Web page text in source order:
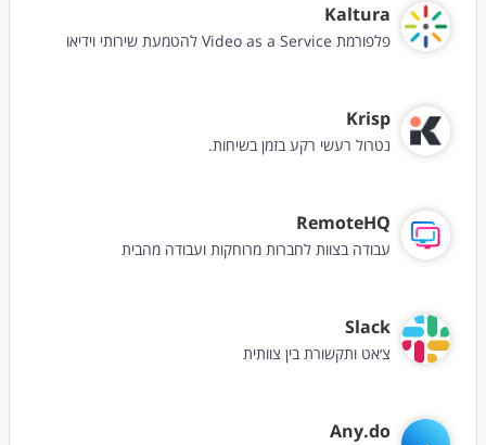
Kaltura
פלפורמת Video as a Service להטמעת שירותי וידיאו
Krisp
נטרול רעשי רקע בזמן בשיחות.
RemoteHQ
עבודה בצוות לחברות מרוחקות ועבודה מהבית
Slack
צ׳אט ותקשורת בין צוותית
Any.do